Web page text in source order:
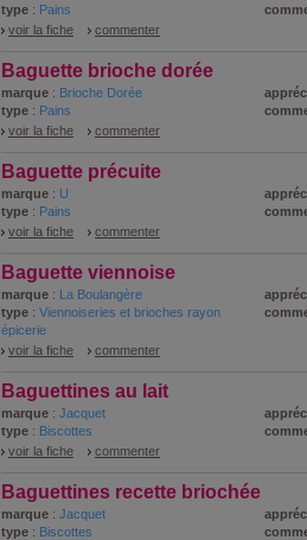
type : Pains
voir la fiche
commenter
Baguette brioche dorée
marque : Brioche Dorée
type : Pains
voir la fiche
commenter
Baguette précuite
marque : U
type : Pains
voir la fiche
commenter
Baguette viennoise
marque : La Boulangère
type : Viennoiseries et brioches rayon
épicerie
voir la fiche commenter
Baguettines au lait
marque : Jacquet
type : Biscottes
voir la fiche
commenter
Baguettines recette briochée
marque : Jacquet
type : Biscottes